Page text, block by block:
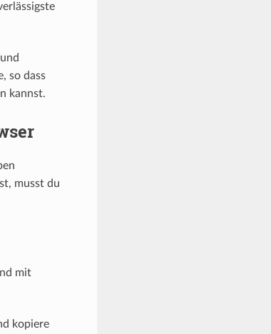
so dass
kannst.
musst du
mit
kopiere